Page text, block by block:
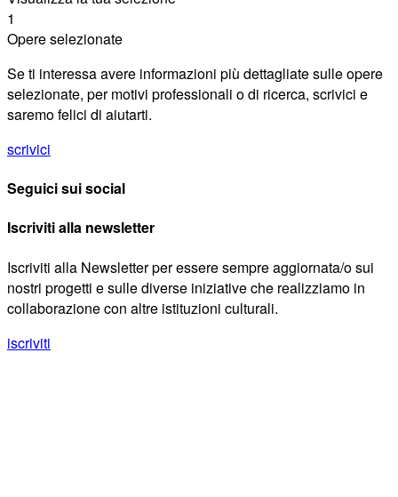
1
Opere selezionate
Se ti interessa avere informazioni più dettagliate sulle opere
selezionate, per motivi professionali o di ricerca, scrivici e
saremo felici di aiutarti.
scrivici
Seguici sui social
Iscriviti alla newsletter
Iscriviti alla Newsletter per essere sempre aggiornata/o sui
nostri progetti e sulle diverse iniziative che realizziamo in
collaborazione con altre istituzioni culturali.
iscriviti